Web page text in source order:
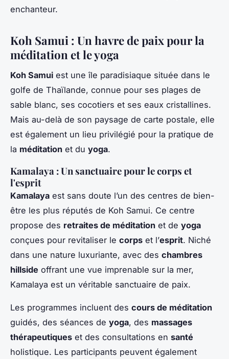
enchanteur.
Koh Samui : Un havre de paix pour la
méditation et le yoga
Koh Samui est une île paradisiaque située dans le
golfe de Thaïlande, connue pour ses plages de
sable blanc, ses cocotiers et ses eaux cristallines.
Mais au-delà de son paysage de carte postale, elle
est également un lieu privilégié pour la pratique de
la méditation et du yoga.
Kamalaya : Un sanctuaire pour le corps et
l'esprit
Kamalaya est sans doute l’un des centres de bien-
être les plus réputés de Koh Samui. Ce centre
propose des retraites de méditation et de yoga
conçues pour revitaliser le corps et l’esprit. Niché
dans une nature luxuriante, avec des chambres
hillside offrant une vue imprenable sur la mer,
Kamalaya est un véritable sanctuaire de paix.
Les programmes incluent des cours de méditation
guidés, des séances de yoga, des massages
thérapeutiques et des consultations en santé
holistique. Les participants peuvent également